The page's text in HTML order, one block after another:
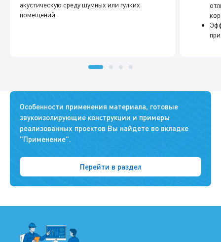
акустическую среду шумных или гулких
помещений.
Особенности применения материала, готовые
звукоизолирующие конструкции и примеры
реализованных проектов Вы найдете во вкладке
"Применение".
Перейти в раздел